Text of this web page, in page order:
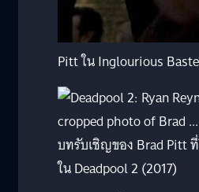
Pitt ใน Inglourious
บทรับเชิญของ Brad Pitt
ใน Deadpool 2 (2017)